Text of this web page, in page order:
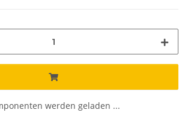
werden geladen ...